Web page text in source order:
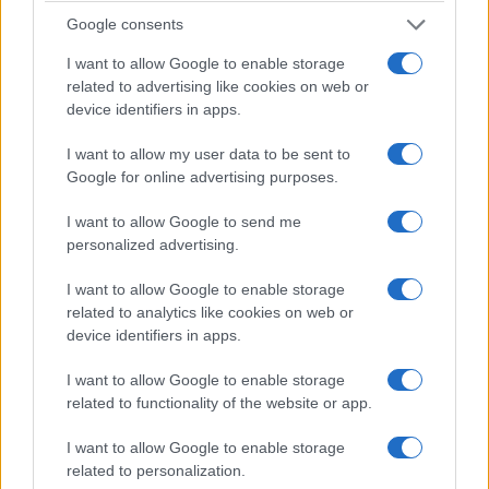
Google consents
I want to allow Google to enable storage
related to advertising like cookies on web or
device identifiers in apps.
I want to allow my user data to be sent to
Google for online advertising purposes.
I want to allow Google to send me
personalized advertising.
I want to allow Google to enable storage
related to analytics like cookies on web or
device identifiers in apps.
I want to allow Google to enable storage
related to functionality of the website or app.
I want to allow Google to enable storage
related to personalization.
Egy tésztabárban ebédelünk. November van,
farmernadrágban, gumibakancsban és
jegygyűrűben jött.
„Meleg és házas?” – kérdem.
„És még monogám is” – mondja.
érdemlünk”.
Salway az ohiói Celinában nőtt fel, egy
rozsdásodó, talán 10 000 lakosú
gyárvárosban, mely az a fajta hely – mondja -,